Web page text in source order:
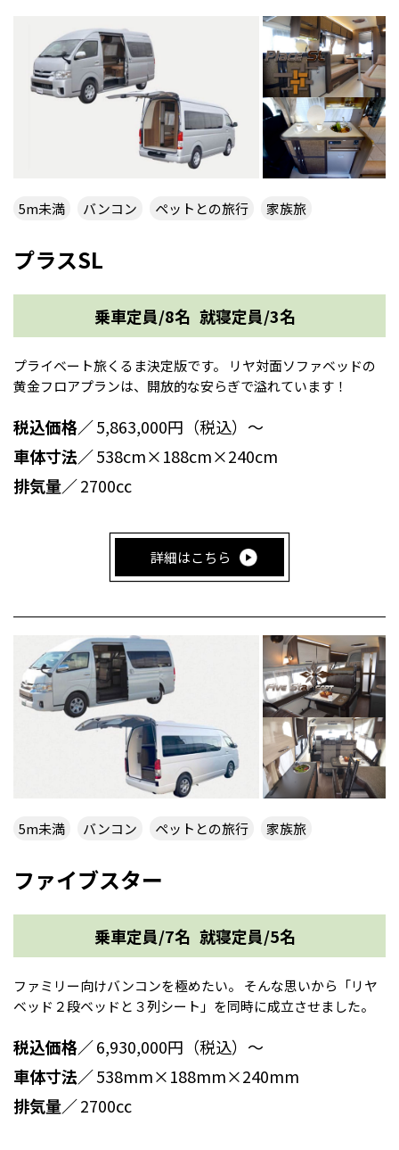
5m未満 バンコン ペットとの旅行 家族旅
プラスSL
乗車定員/8名 就寝定員/3名
プライベート旅くるま決定版です。 リヤ対面ソファベッドの
黄金フロアプランは、開放的な安らぎで溢れています！
税込価格／5,863,000円（税込）～
車体寸法／538cm×188cm×240cm
排気量／2700㏄
詳細はこちら
5m未満 バンコン ペットとの旅行 家族旅
ファイブスター
乗車定員/7名 就寝定員/5名
ファミリー向けバンコンを極めたい。 そんな思いから「リヤ
ベッド２段ベッドと３列シート」を同時に成立させました。
税込価格／6,930,000円（税込）～
車体寸法／538mm×188mm×240mm
排気量／2700㏄